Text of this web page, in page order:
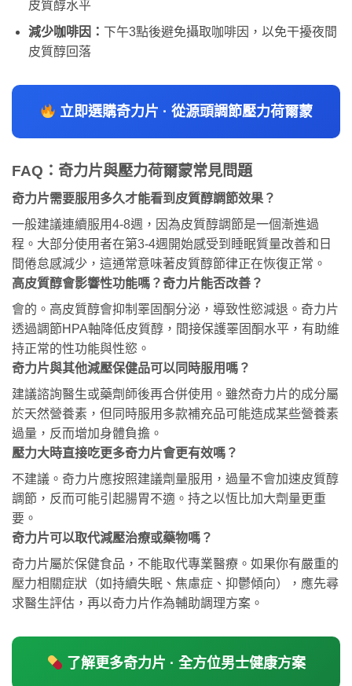
皮質醇水平
減少咖啡因： 下午3點後避免攝取咖啡因，以免干擾夜間
皮質醇回落
立即選購奇力片 · 從源頭調節壓力荷爾蒙
FAQ：奇力片與壓力荷爾蒙常見問題
奇力片需要服用多久才能看到皮質醇調節效果？
一般建議連續服用4-8週，因為皮質醇調節是一個漸進過
程。大部分使用者在第3-4週開始感受到睡眠質量改善和日
間倦怠感減少，這通常意味著皮質醇節律正在恢復正常。
高皮質醇會影響性功能嗎？奇力片能否改善？
會的。高皮質醇會抑制睪固酮分泌，導致性慾減退。奇力片
透過調節HPA軸降低皮質醇，間接保護睪固酮水平，有助維
持正常的性功能與性慾。
奇力片與其他減壓保健品可以同時服用嗎？
建議諮詢醫生或藥劑師後再合併使用。雖然奇力片的成分屬
於天然營養素，但同時服用多款補充品可能造成某些營養素
過量，反而增加身體負擔。
壓力大時直接吃更多奇力片會更有效嗎？
不建議。奇力片應按照建議劑量服用，過量不會加速皮質醇
調節，反而可能引起腸胃不適。持之以恆比加大劑量更重
要。
奇力片可以取代減壓治療或藥物嗎？
奇力片屬於保健食品，不能取代專業醫療。如果你有嚴重的
壓力相關症狀（如持續失眠、焦慮症、抑鬱傾向），應先尋
求醫生評估，再以奇力片作為輔助調理方案。
了解更多奇力片 · 全方位男士健康方案